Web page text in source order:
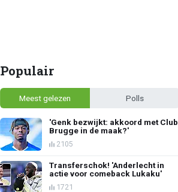
Populair
Meest gelezen Polls
'Genk bezwijkt: akkoord met Club
Brugge in de maak?'
2105
Transferschok! 'Anderlecht in
actie voor comeback Lukaku'
1721